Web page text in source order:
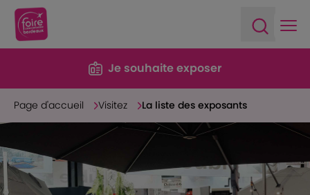
Je souhaite exposer
Page d'accueil Visitez La liste des exposants